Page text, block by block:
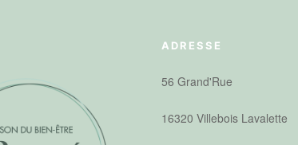
ADRESSE
56 Grand'Rue
16320 Villebois Lavalette